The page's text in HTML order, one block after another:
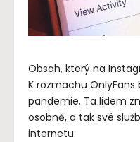
Obsah, který na
K rozmachu
pandemie. Ta lidem
osobně, a tak své
internetu.